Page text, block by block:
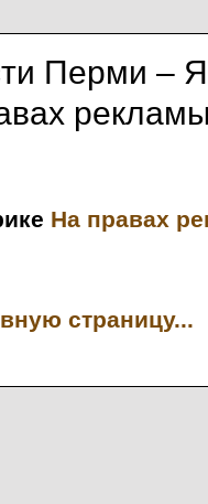
Перми –
рекламы
На правах
страницу...